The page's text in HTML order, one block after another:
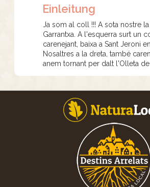
Einleitung
Ja som al coll !!! A sota nostre
Garrantxa. A l'esquerra surt un
carenejant, baixa a Sant Jeroni
Nosaltres a la dreta, també
anem tornant per dalt l'Olleta de